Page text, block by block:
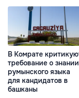
В Комрате
требование о знании
румынского языка
для кандидатов в
башканы